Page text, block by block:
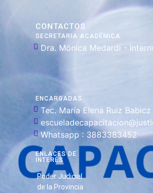
CONTACTOS
SECRETARIA ACADÉMICA
Dra. Mónica Medardi -
ENCARGADAS
Tec. María Elena Ruiz Babicz
Whatsapp : 3883383452
ENLACES DE
INTERÉS
Poder Judicial
de la Provincia